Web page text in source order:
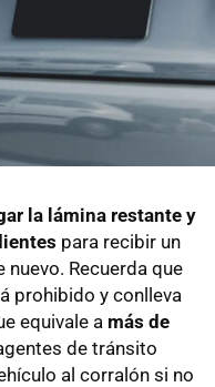
la lámina restante y
para recibir un
Recuerda que
prohibido y conlleva
equivale a más de
de tránsito
al corralón si no